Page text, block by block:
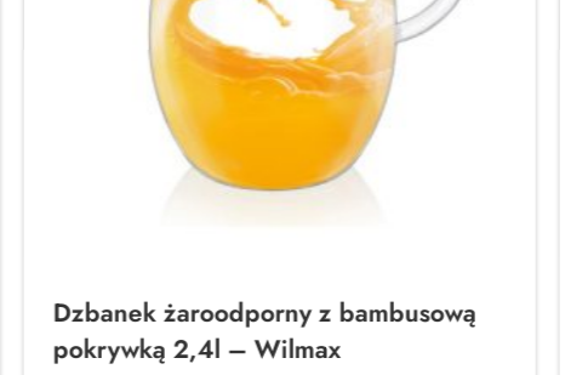
Dzbanek żaroodporny z bambusową
pokrywką 2,4l – Wilmax